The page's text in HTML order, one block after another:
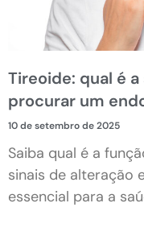
Tireoide: qual é
procurar um
10 de setembro de 2025
Saiba qual é a
sinais de alteração
essencial para a